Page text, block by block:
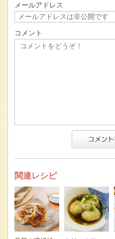
メールアドレス
コメント
関連レシピ